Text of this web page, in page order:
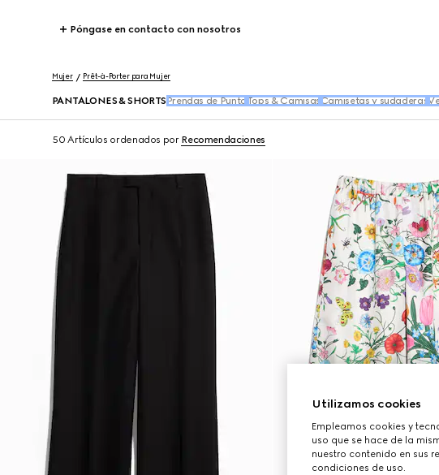
Póngase en contacto con nosotros
Mujer Prêt-à-Porter para Mujer
PANTALONES & SHORTS Prendas de Punto Tops & Camisas Camisetas y sudaderas
50 Artículos ordenados por Recomendaciones
Utilizamos cookies
Empleamos cookies y
uso que se hace de la
nuestro contenido en sus
condiciones de uso.